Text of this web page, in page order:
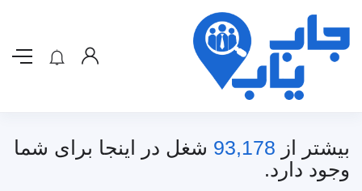
بیشتر از 93,178 شغل در اینجا برای شما
وجود دارد.